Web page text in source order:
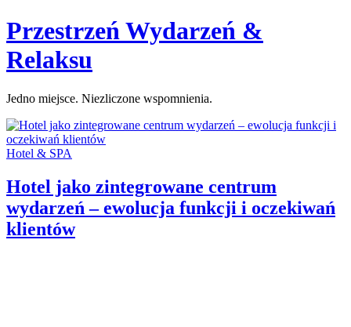
Skip
to
content
Przestrzeń Wydarzeń &
Relaksu
Jedno miejsce. Niezliczone wspomnienia.
Categories:
Hotel & SPA
Hotel jako zintegrowane centrum
wydarzeń – ewolucja funkcji i oczekiwań
klientów